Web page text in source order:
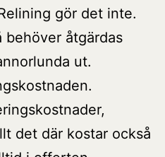
gör det inte.
behöver åtgärdas
ut.
det där kostar också